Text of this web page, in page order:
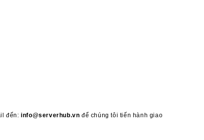
đến:info@serverhub.vn để chúng tôi tiến hành giao